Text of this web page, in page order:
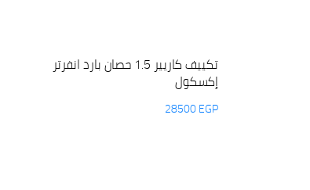
تكييف كاريير 1.5 حصان بارد انفرتر
إكسكول
28500EGP